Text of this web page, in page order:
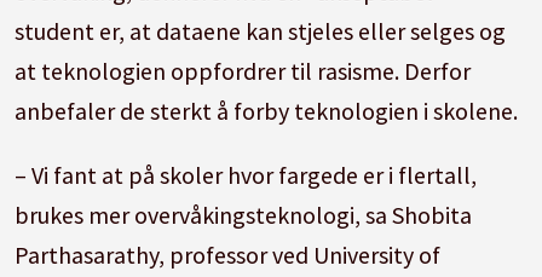
student er, at dataene kan stjeles eller selges og
at teknologien oppfordrer til rasisme. Derfor
anbefaler de sterkt å forby teknologien i skolene.
– Vi fant at på skoler hvor fargede er i flertall,
brukes mer overvåkingsteknologi, sa Shobita
Parthasarathy, professor ved University of